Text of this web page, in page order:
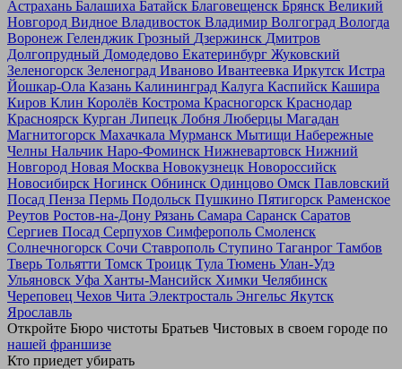
Астрахань Балашиха Батайск Благовещенск Брянск Великий
Новгород Видное Владивосток Владимир Волгоград Вологда
Воронеж Геленджик Грозный Дзержинск Дмитров
Долгопрудный Домодедово Екатеринбург Жуковский
Зеленогорск Зеленоград Иваново Ивантеевка Иркутск Истра
Йошкар-Ола Казань Калининград Калуга Каспийск Кашира
Киров Клин Королёв Кострома Красногорск Краснодар
Красноярск Курган Липецк Лобня Люберцы Магадан
Магнитогорск Махачкала Мурманск Мытищи Набережные
Челны Нальчик Наро-Фоминск Нижневартовск Нижний
Новгород Новая Москва Новокузнецк Новороссийск
Новосибирск Ногинск Обнинск Одинцово Омск Павловский
Посад Пенза Пермь Подольск Пушкино Пятигорск Раменское
Реутов Ростов-на-Дону Рязань Самара Саранск Саратов
Сергиев Посад Серпухов Симферополь Смоленск
Солнечногорск Сочи Ставрополь Ступино Таганрог Тамбов
Тверь Тольятти Томск Троицк Тула Тюмень Улан-Удэ
Ульяновск Уфа Ханты-Мансийск Химки Челябинск
Череповец Чехов Чита Электросталь Энгельс Якутск
Ярославль
Откройте Бюро чистоты Братьев Чистовых в своем городе по
нашей франшизе
Кто приедет убирать